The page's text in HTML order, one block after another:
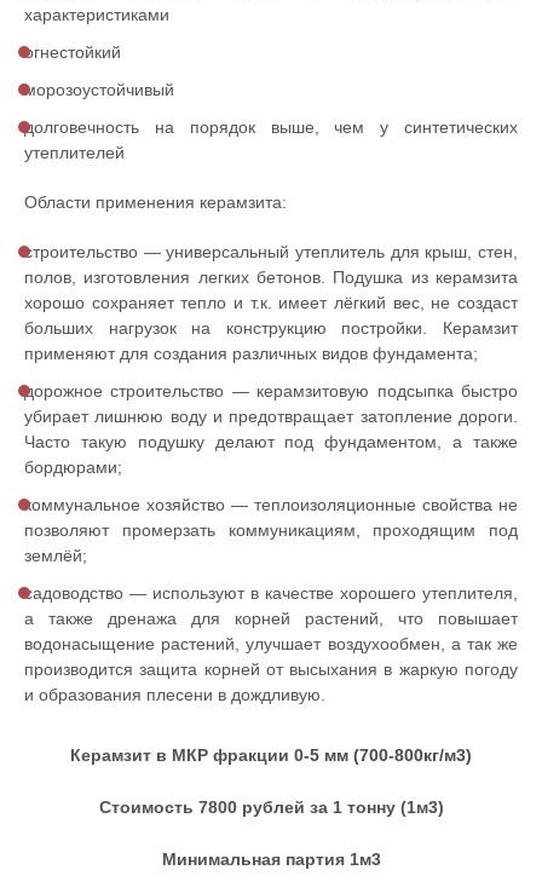
характеристиками
огнестойкий
морозоустойчивый
долговечность на порядок выше, чем у синтетических
утеплителей
Области применения керамзита:
строительство — универсальный утеплитель для крыш, стен,
полов, изготовления легких бетонов. Подушка из керамзита
хорошо сохраняет тепло и т.к. имеет лёгкий вес, не создаст
больших нагрузок на конструкцию постройки. Керамзит
применяют для создания различных видов фундамента;
дорожное строительство — керамзитовую подсыпка быстро
убирает лишнюю воду и предотвращает затопление дороги.
Часто такую подушку делают под фундаментом, а также
бордюрами;
коммунальное хозяйство — теплоизоляционные свойства не
позволяют промерзать коммуникациям, проходящим под
землёй;
садоводство — используют в качестве хорошего утеплителя,
а также дренажа для корней растений, что повышает
водонасыщение растений, улучшает воздухообмен, а так же
производится защита корней от высыхания в жаркую погоду
и образования плесени в дождливую.
Керамзит в МКР фракции 0-5 мм (700-800кг/м3)
Стоимость 7800 рублей за 1 тонну (1м3)
Минимальная партия 1м3